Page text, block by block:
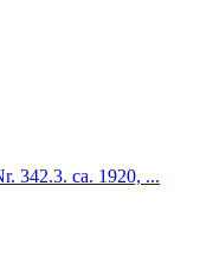
342.3. ca. 1920, ...